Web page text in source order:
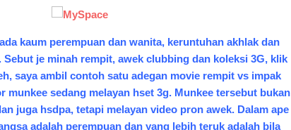
kaum perempuan dan wanita, keruntuhan akhlak dan
Sebut je minah rempit, awek clubbing dan koleksi 3G, klik
saya ambil contoh satu adegan movie rempit vs impak
munkee sedang melayan hset 3g. Munkee tersebut bukan
juga hsdpa, tetapi melayan video pron awek. Dalam ape
adalah perempuan dan yang lebih teruk adalah bila